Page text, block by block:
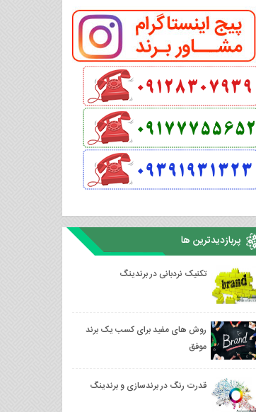
پربازدیدترین ها
تکنیک نردبانی در برندینگ
روش های مفید برای کسب یک برند
موفق
قدرت رنگ در برندسازی و برندینگ